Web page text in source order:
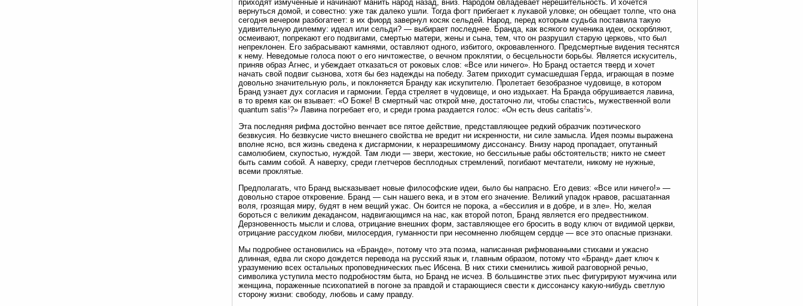
приходят измученные и начинают манить народ назад, вниз. Народом овладевает нерешительность. И хочется
вернуться домой, и совестно: уже так далеко ушли. Тогда фогт прибегает к лукавой уловке; он обещает толпе, что она
сегодня вечером разбогатеет: в их фиорд завернул косяк сельдей. Народ, перед которым судьба поставила такую
удивительную дилемму: идеал или сельди? — выбирает последнее. Бранда, как всякого мученика идеи, оскорбляют,
осмеивают, попрекают его подвигами, смертью матери, жены и сына, тем, что он разрушил старую церковь, что был
непреклонен. Его забрасывают камнями, оставляют одного, избитого, окровавленного. Предсмертные видения теснятся
к нему. Неведомые голоса поют о его ничтожестве, о вечном проклятии, о бесцельности борьбы. Является искуситель,
приняв образ Агнес, и убеждает отказаться от роковых слов: «Все или ничего». Но Бранд остается тверд и хочет
начать свой подвиг сызнова, хотя бы без надежды на победу. Затем приходит сумасшедшая Герда, играющая в поэме
довольно значительную роль, и поклоняется Бранду как искупителю. Пролетает безобразное чудовище, в котором
Бранд узнает дух согласия и гармонии. Герда стреляет в чудовище, и оно издыхает. На Бранда обрушивается лавина,
в то время как он взывает: «О Боже! В смертный час открой мне, достаточно ли, чтобы спастись, мужественной воли
quantum satis1?» Лавина погребает его, и среди грома раздается голос: «Он есть deus caritatis2».
Эта последняя рифма достойно венчает все пятое действие, представляющее редкий образчик поэтического
безвкусия. Но безвкусие чисто внешнего свойства не вредит ни искренности, ни силе замысла. Идея поэмы выражена
вполне ясно, вся жизнь сведена к дисгармонии, к неразрешимому диссонансу. Внизу народ пропадает, опутанный
самолюбием, скупостью, нуждой. Там люди — звери, жестокие, но бессильные рабы обстоятельств; никто не смеет
быть самим собой. А наверху, среди глетчеров бесплодных стремлений, погибают мечтатели, никому не нужные,
всеми проклятые.
Предполагать, что Бранд высказывает новые философские идеи, было бы напрасно. Его девиз: «Все или ничего!» —
довольно старое откровение. Бранд — сын нашего века, и в этом его значение. Великий упадок нравов, расшатанная
воля, грозящая миру, будят в нем вещий ужас. Он боится не порока, а «бессилия и в добре, и в зле». Но, желая
бороться с великим декадансом, надвигающимся на нас, как второй потоп, Бранд является его предвестником.
Дерзновенность мысли и слова, отрицание внешних форм, заставляющее его бросить в воду ключ от видимой церкви,
отрицание рассудком любви, милосердия, гуманности при несомненно любящем сердце — все это опасные признаки.
Мы подробнее остановились на «Бранде», потому что эта поэма, написанная рифмованными стихами и ужасно
длинная, едва ли скоро дождется перевода на русский язык и, главным образом, потому что «Бранд» дает ключ к
уразумению всех остальных проповеднических пьес Ибсена. В них стихи сменились живой разговорной речью,
символика уступила место подробностям быта, но Бранд не исчез. В большинстве этих пьес фигурируют мужчина или
женщина, пораженные психопатией в погоне за правдой и старающиеся свести к диссонансу какую-нибудь светлую
сторону жизни: свободу, любовь и саму правду.